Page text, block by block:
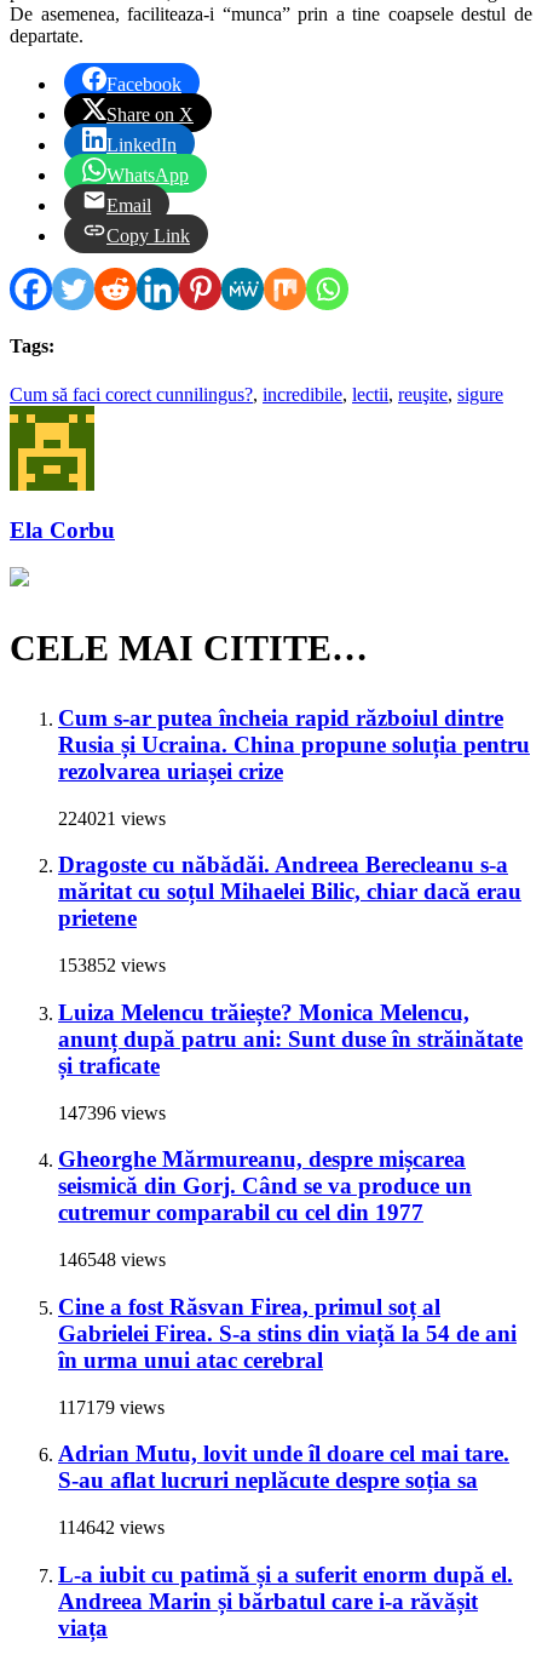
De asemenea, faciliteaza-i “munca” prin a tine coapsele destul de
departate.
Facebook
Share on X
LinkedIn
WhatsApp
Email
Copy Link
Tags:
Cum să faci corect cunnilingus?, incredibile, lectii, reuşite, sigure
Ela Corbu
CELE MAI CITITE…
Cum s-ar putea încheia rapid războiul dintre
Rusia și Ucraina. China propune soluția pentru
rezolvarea uriașei crize
224021 views
Dragoste cu năbădăi. Andreea Berecleanu s-a
măritat cu soțul Mihaelei Bilic, chiar dacă erau
prietene
153852 views
Luiza Melencu trăiește? Monica Melencu,
anunț după patru ani: Sunt duse în străinătate
și traficate
147396 views
Gheorghe Mărmureanu, despre mișcarea
seismică din Gorj. Când se va produce un
cutremur comparabil cu cel din 1977
146548 views
Cine a fost Răsvan Firea, primul soț al
Gabrielei Firea. S-a stins din viață la 54 de ani
în urma unui atac cerebral
117179 views
Adrian Mutu, lovit unde îl doare cel mai tare.
S-au aflat lucruri neplăcute despre soția sa
114642 views
L-a iubit cu patimă și a suferit enorm după el.
Andreea Marin și bărbatul care i-a răvășit
viața